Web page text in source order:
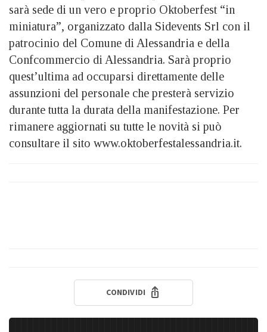
sarà sede di un vero e proprio Oktoberfest “in
miniatura”, organizzato dalla Sidevents Srl con il
patrocinio del Comune di Alessandria e della
Confcommercio di Alessandria. Sarà proprio
quest’ultima ad occuparsi direttamente delle
assunzioni del personale che presterà servizio
durante tutta la durata della manifestazione. Per
rimanere aggiornati su tutte le novità si può
consultare il sito www.oktoberfestalessandria.it.
CONDIVIDI